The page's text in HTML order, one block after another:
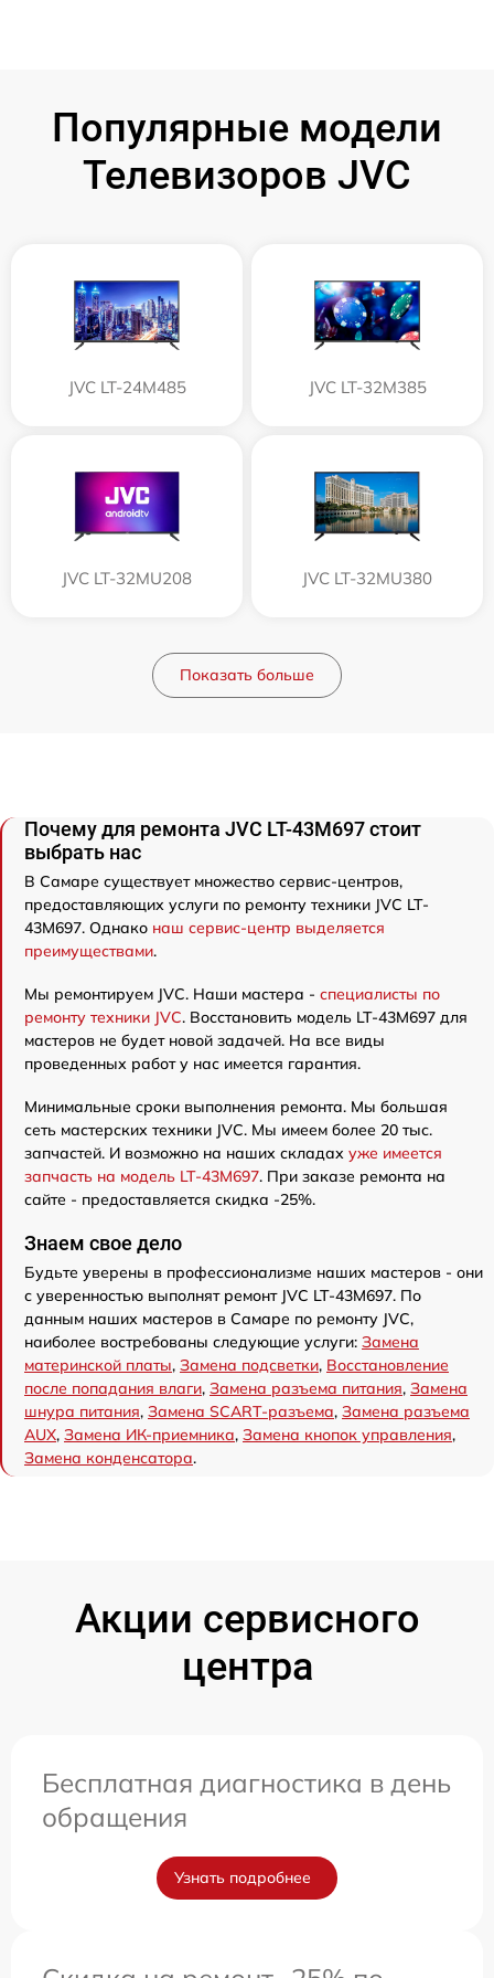
Популярные модели
Телевизоров JVC
JVC LT-24M485 JVC LT-32M385
JVC LT-32MU208 JVC LT-32MU380
Показать больше
Почему для ремонта JVC LT-43M697 стоит
выбрать нас
В Самаре существует множество сервис-центров,
предоставляющих услуги по ремонту техники JVC LT-
43M697. Однако наш сервис-центр выделяется
преимуществами.
Мы ремонтируем JVC. Наши мастера - специалисты по
ремонту техники JVC. Восстановить модель LT-43M697 для
мастеров не будет новой задачей. На все виды
проведенных работ у нас имеется гарантия.
Минимальные сроки выполнения ремонта. Мы большая
сеть мастерских техники JVC. Мы имеем более 20 тыс.
запчастей. И возможно на наших складах уже имеется
запчасть на модель LT-43M697. При заказе ремонта на
сайте - предоставляется скидка -25%.
Знаем свое дело
Будьте уверены в профессионализме наших мастеров - они
с уверенностью выполнят ремонт JVC LT-43M697. По
данным наших мастеров в Самаре по ремонту JVC,
наиболее востребованы следующие услуги: Замена
материнской платы, Замена подсветки, Восстановление
после попадания влаги, Замена разъема питания, Замена
шнура питания, Замена SCART-разъема, Замена разъема
AUX, Замена ИК-приемника, Замена кнопок управления,
Замена конденсатора.
Акции сервисного
центра
Бесплатная диагностика в день
обращения
Узнать подробнее